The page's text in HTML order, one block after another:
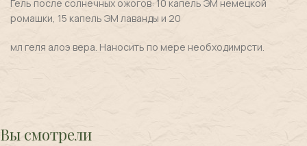
Гель после солнечных ожогов: 10 капель ЭМ немецкой
ромашки, 15 капель ЭМ лаванды и 20
мл геля алоэ вера. Наносить по мере необходимрсти.
Вы смотрели